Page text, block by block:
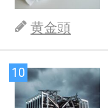
黄金頭
10